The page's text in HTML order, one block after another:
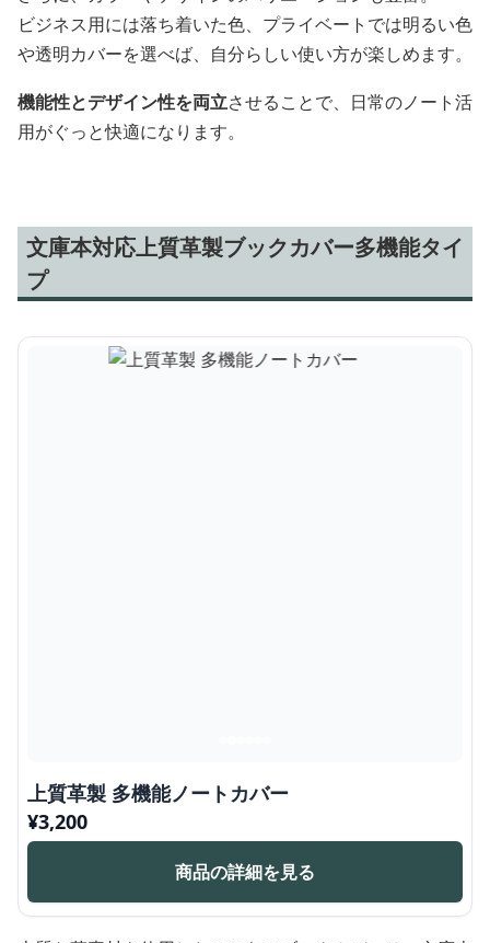
ビジネス用には落ち着いた色、プライベートでは明るい色
や透明カバーを選べば、自分らしい使い方が楽しめます。
機能性とデザイン性を両立させることで、日常のノート活
用がぐっと快適になります。
文庫本対応上質革製ブックカバー多機能タイ
プ
上質革製 多機能ノートカバー
¥3,200
商品の詳細を見る